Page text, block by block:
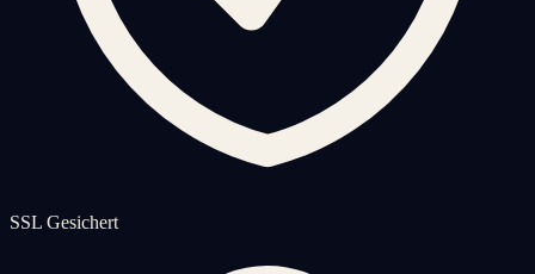
SSL Gesichert